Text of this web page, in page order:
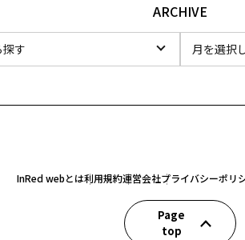
ARCHIVE
InRed webとは利用規約運営会社プライバシーポリ
Page
top